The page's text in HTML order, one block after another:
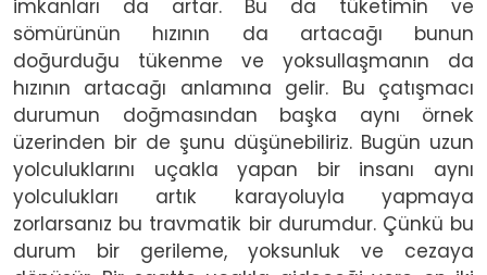
imkanları da artar. Bu da tüketimin ve
sömürünün hızının da artacağı bunun
doğurduğu tükenme ve yoksullaşmanın da
hızının artacağı anlamına gelir. Bu çatışmacı
durumun doğmasından başka aynı örnek
üzerinden bir de şunu düşünebiliriz. Bugün uzun
yolculuklarını uçakla yapan bir insanı aynı
yolculukları artık karayoluyla yapmaya
zorlarsanız bu travmatik bir durumdur. Çünkü bu
durum bir gerileme, yoksunluk ve cezaya